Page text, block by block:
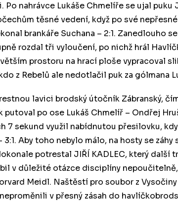
nahrávce Lukáše Chmelíře se ujal puku
těsné vedení, když po své
brankáře Suchana – 2:1. Zanedlouho
rozdal tři vyloučení, po nichž hrál
prostoru na hrací ploše vypracoval
z Rebelů ale nedotlačil puk za gólmana
lavici brodský útočník Zábranský,
po ose Lukáš Chmelíř – Ondřej
7 sekund využil nabídnutou přesilovku,
Aby toho nebylo málo, na hosty se záhy
potrestal JIŘÍ KADLEC, který další
v důležité otázce disciplíny
Meidl. Naštěstí pro soubor z
v přesný zásah do